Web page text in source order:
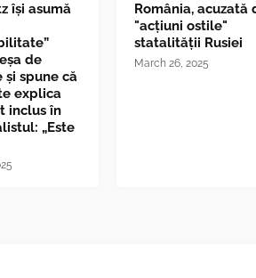
îşi asumă
de
și spune că
explica
inclus în
„Este
România, acuzată
"acțiuni ostile"
statalității Rusiei
March 26, 2025